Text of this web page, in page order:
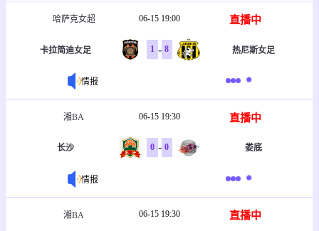
哈萨克女超 06-15 19:00 直播中
卡拉简迪女足 1 - 8 热尼斯女足
情报
湘BA 06-15 19:30 直播中
长沙 0 - 0 娄底
情报
湘BA 06-15 19:30 直播中